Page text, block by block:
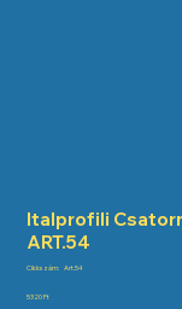
Italprofili
ART.54
Cikkszám: Cikkszám:
Art.54
Ár
5320 Ft